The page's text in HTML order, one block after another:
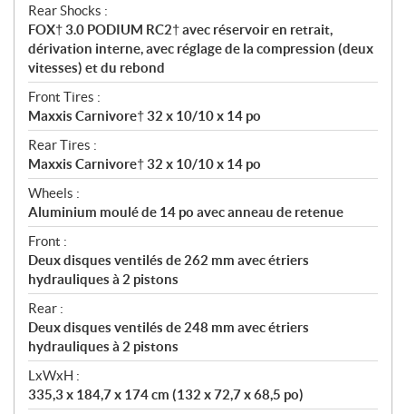
Rear Shocks :
FOX† 3.0 PODIUM RC2† avec réservoir en retrait,
dérivation interne, avec réglage de la compression (deux
vitesses) et du rebond
Front Tires :
Maxxis Carnivore† 32 x 10/10 x 14 po
Rear Tires :
Maxxis Carnivore† 32 x 10/10 x 14 po
Wheels :
Aluminium moulé de 14 po avec anneau de retenue
Front :
Deux disques ventilés de 262 mm avec étriers
hydrauliques à 2 pistons
Rear :
Deux disques ventilés de 248 mm avec étriers
hydrauliques à 2 pistons
LxWxH :
335,3 x 184,7 x 174 cm (132 x 72,7 x 68,5 po)